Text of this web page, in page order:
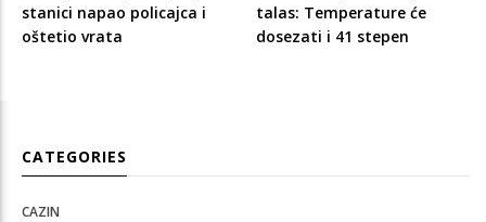
stanici napao policajca i
oštetio vrata
talas: Temperature će
dosezati i 41 stepen
CATEGORIES
CAZIN